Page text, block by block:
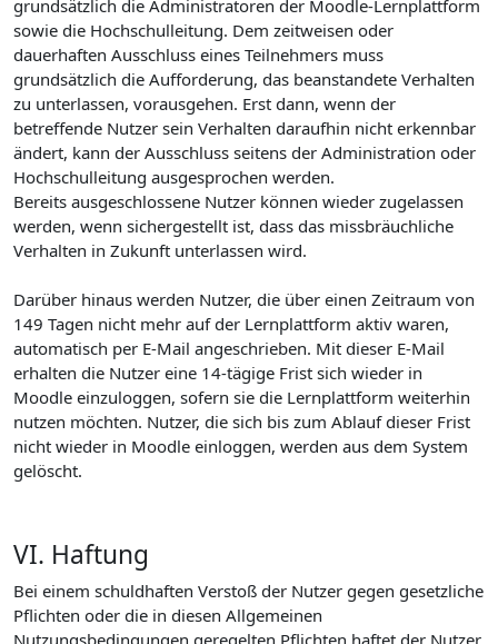
grundsätzlich die Administratoren der Moodle-Lernplattform
sowie die Hochschulleitung. Dem zeitweisen oder
dauerhaften Ausschluss eines Teilnehmers muss
grundsätzlich die Aufforderung, das beanstandete Verhalten
zu unterlassen, vorausgehen. Erst dann, wenn der
betreffende Nutzer sein Verhalten daraufhin nicht erkennbar
ändert, kann der Ausschluss seitens der Administration oder
Hochschulleitung ausgesprochen werden.
Bereits ausgeschlossene Nutzer können wieder zugelassen
werden, wenn sichergestellt ist, dass das missbräuchliche
Verhalten in Zukunft unterlassen wird.
Darüber hinaus werden Nutzer, die über einen Zeitraum von
149 Tagen nicht mehr auf der Lernplattform aktiv waren,
automatisch per E-Mail angeschrieben. Mit dieser E-Mail
erhalten die Nutzer eine 14-tägige Frist sich wieder in
Moodle einzuloggen, sofern sie die Lernplattform weiterhin
nutzen möchten. Nutzer, die sich bis zum Ablauf dieser Frist
nicht wieder in Moodle einloggen, werden aus dem System
gelöscht.
VI. Haftung
Bei einem schuldhaften Verstoß der Nutzer gegen gesetzliche
Pflichten oder die in diesen Allgemeinen
Nutzungsbedingungen geregelten Pflichten haftet der Nutzer